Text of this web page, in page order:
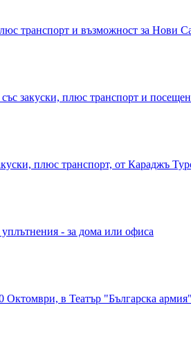
транспорт и възможност за Нови
закуски, плюс транспорт и
плюс транспорт, от Караджъ
- за дома или офиса
Октомври, в Театър "Българска армия"